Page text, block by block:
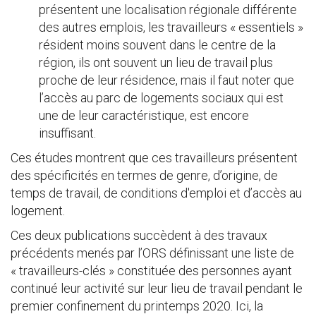
présentent une localisation régionale différente
des autres emplois, les travailleurs « essentiels »
résident moins souvent dans le centre de la
région, ils ont souvent un lieu de travail plus
proche de leur résidence, mais il faut noter que
l’accès au parc de logements sociaux qui est
une de leur caractéristique, est encore
insuffisant.
Ces études montrent que ces travailleurs présentent
des spécificités en termes de genre, d’origine, de
temps de travail, de conditions d'emploi et d’accès au
logement.
Ces deux publications succèdent à des travaux
précédents menés par l’ORS définissant une liste de
« travailleurs-clés » constituée des personnes ayant
continué leur activité sur leur lieu de travail pendant le
premier confinement du printemps 2020. Ici, la